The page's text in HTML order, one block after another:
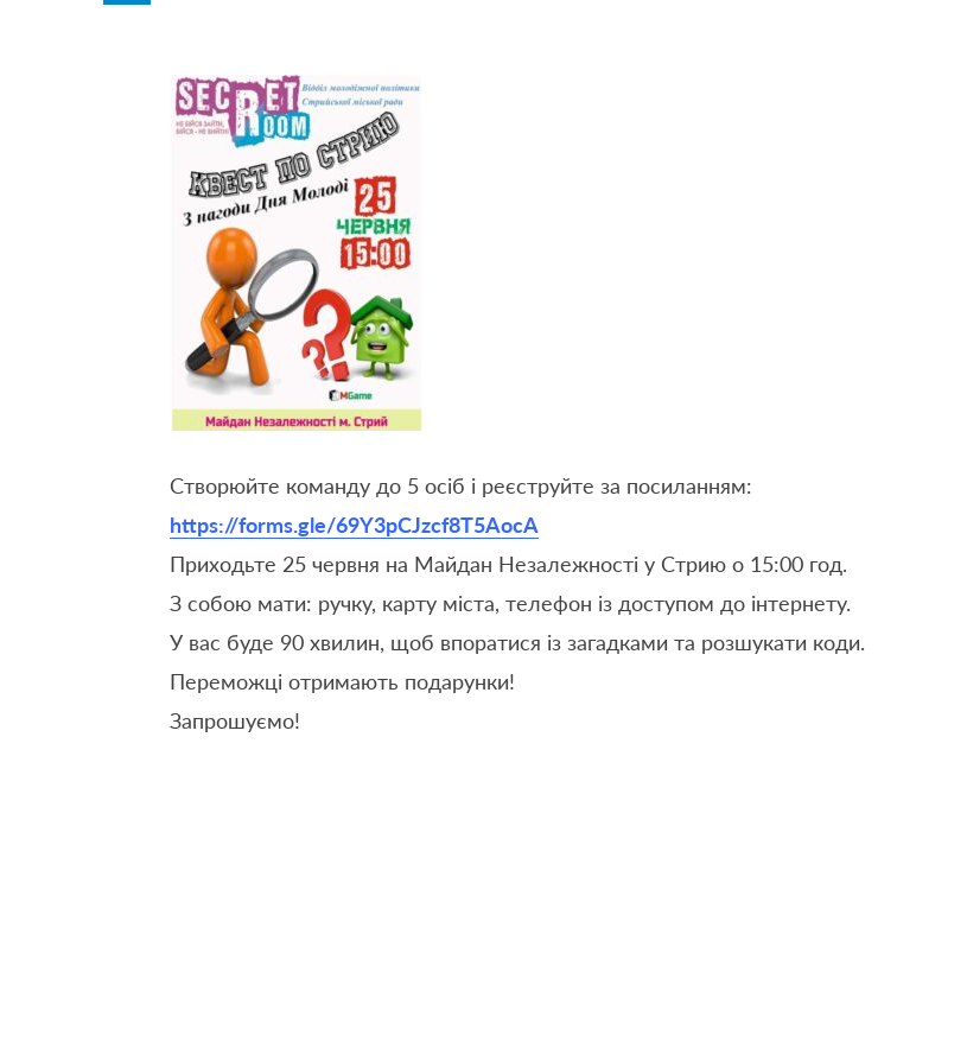
Створюйте команду до 5 осіб і реєструйте за посиланням:
https://forms.gle/69Y3pCJzcf8T5AocA
Приходьте 25 червня на Майдан Незалежності у Стрию о 15:00 год.
З собою мати: ручку, карту міста, телефон із доступом до інтернету.
У вас буде 90 хвилин, щоб впоратися із загадками та розшукати коди.
Переможці отримають подарунки!
Запрошуємо!